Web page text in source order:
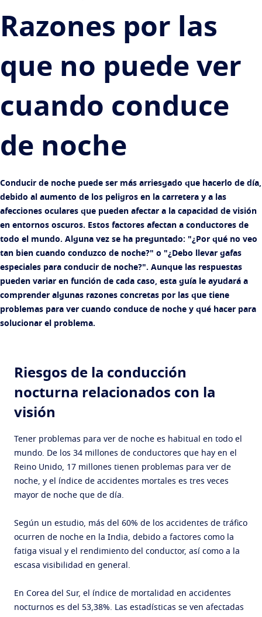
Transitions Lentes que se adaptan a la luz
Blue UV Filtros para tus lentes de uso diario
Descubra todas las marcas
Todo sobre lentes
Razones por las
que no puede ver
cuando conduce
de noche
Conducir de noche puede ser más arriesgado que hacerlo de día,
debido al aumento de los peligros en la carretera y a las
afecciones oculares que pueden afectar a la capacidad de visión
en entornos oscuros. Estos factores afectan a conductores de
todo el mundo. Alguna vez se ha preguntado: "¿Por qué no veo
tan bien cuando conduzco de noche?" o "¿Debo llevar gafas
especiales para conducir de noche?". Aunque las respuestas
pueden variar en función de cada caso, esta guía le ayudará a
comprender algunas razones concretas por las que tiene
problemas para ver cuando conduce de noche y qué hacer para
solucionar el problema.
Riesgos de la conducción
nocturna relacionados con la
visión
Tener problemas para ver de noche es habitual en todo el
mundo. De los 34 millones de conductores que hay en el
Reino Unido, 17 millones tienen problemas para ver de
noche, y el índice de accidentes mortales es tres veces
mayor de noche que de día.
Según un estudio, más del 60% de los accidentes de tráfico
ocurren de noche en la India, debido a factores como la
fatiga visual y el rendimiento del conductor, así como a la
escasa visibilidad en general.
En Corea del Sur, el índice de mortalidad en accidentes
nocturnos es del 53,38%. Las estadísticas se ven afectadas